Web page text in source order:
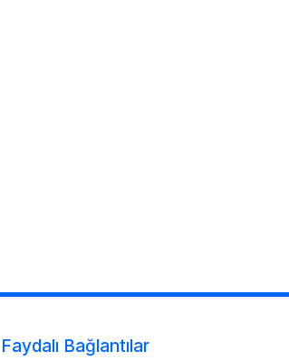
Faydalı Bağlantılar